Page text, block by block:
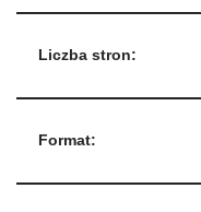
Liczba stron:
Format: